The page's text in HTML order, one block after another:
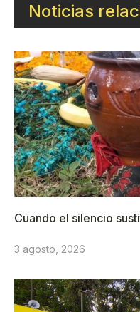
Noticias
Cuando el silencio
3 agosto, 2026